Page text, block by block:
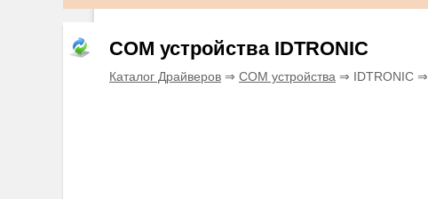
COM устройства IDTRONIC
Каталог Драйверов ⇒ COM устройства ⇒ IDTRONIC ⇒